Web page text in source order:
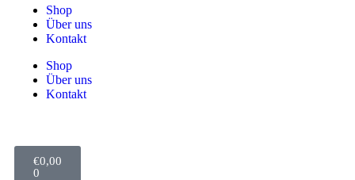
Shop
Über uns
Kontakt
Shop
Über uns
Kontakt
€0,00
0